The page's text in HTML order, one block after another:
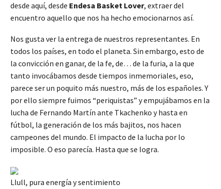
desde aquí, desde Endesa Basket Lover, extraer del
encuentro aquello que nos ha hecho emocionarnos así.
Nos gusta ver la entrega de nuestros representantes. En
todos los países, en todo el planeta. Sin embargo, esto de
la convicción en ganar, de la fe, de… de la furia, a la que
tanto invocábamos desde tiempos inmemoriales, eso,
parece ser un poquito más nuestro, más de los españoles. Y
por ello siempre fuimos “periquistas” y empujábamos en la
lucha de Fernando Martín ante Tkachenko y hasta en
fútbol, la generación de los más bajitos, nos hacen
campeones del mundo. El impacto de la lucha por lo
imposible. O eso parecía. Hasta que se logra.
Llull, pura energía y sentimiento